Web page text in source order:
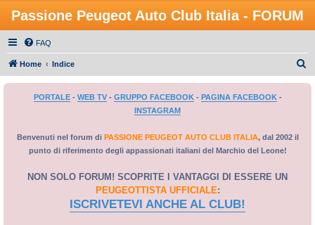
Passione Peugeot Auto Club Italia - FORUM
FAQ
Home Indice
PORTALE- WEB TV- GRUPPO FACEBOOK- PAGINA FACEBOOK-
INSTAGRAM
Benvenuti nel forum di PASSIONE PEUGEOT AUTO CLUB ITALIA, dal 2002 il
punto di riferimento degli appassionati italiani del Marchio del Leone!
NON SOLO FORUM! SCOPRITE I VANTAGGI DI ESSERE UN
PEUGEOTTISTA UFFICIALE:
ISCRIVETEVI ANCHE AL CLUB!